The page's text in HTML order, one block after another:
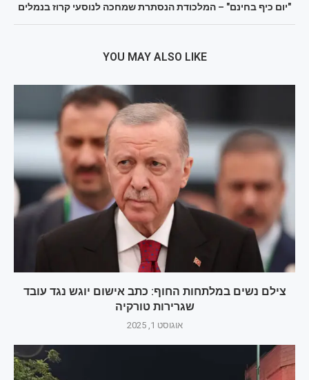
"יום כיף בחינם" – המלכודת הנסתרת שמחכה לנוסעי קרוז בנמלים
YOU MAY ALSO LIKE
צילם נשים במלתחות החוף: כתב אישום יוגש נגד עובד
שגרירות טורקיה
אוגוסט 1, 2025